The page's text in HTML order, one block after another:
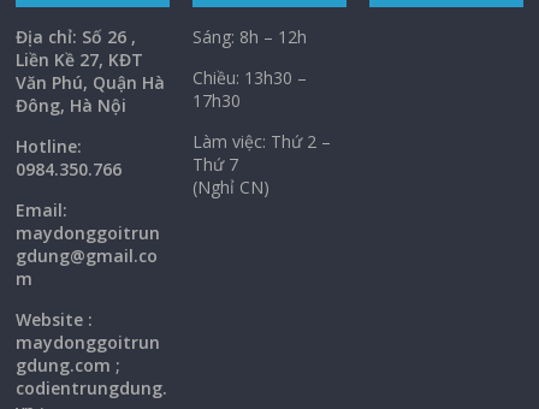
Địa chỉ: Số 26 ,
Liền Kề 27, KĐT
Văn Phú, Quận Hà
Đông, Hà Nội
Hotline:
0984.350.766
Email:
maydonggoitrun
gdung@gmail.co
m
Website :
maydonggoitrun
gdung.com ;
codientrungdung.
Sáng: 8h – 12h
Chiều: 13h30 –
17h30
Làm việc: Thứ 2 –
Thứ 7
(Nghỉ CN)